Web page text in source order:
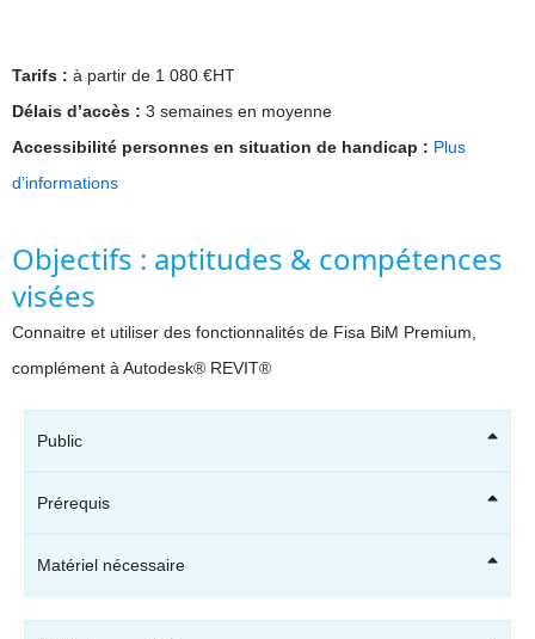
Tarifs : à partir de 1 080 €HT
Délais d’accès : 3 semaines en moyenne
Accessibilité personnes en situation de handicap : Plus
d’informations
Objectifs : aptitudes & compétences
visées
Connaitre et utiliser des fonctionnalités de Fisa BiM Premium,
complément à Autodesk® REVIT®
Public
Prérequis
Matériel nécessaire